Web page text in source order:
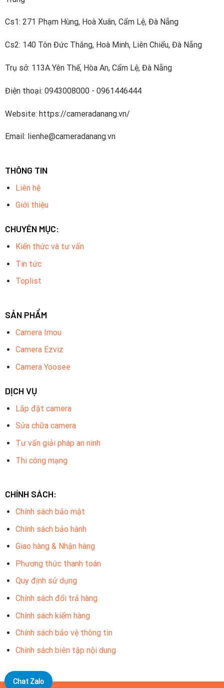
Cs1: 271 Phạm Hùng, Hoà Xuân, Cẩm Lệ, Đà Nẵng
Cs2: 140 Tôn Đức Thắng, Hoà Minh, Liên Chiểu, Đà Nẵng
Trụ sở: 113A Yên Thế, Hòa An, Cẩm Lệ, Đà Nẵng
Điện thoại: 0943008000 - 0961446444
Website: https://cameradanang.vn/
Email: lienhe@cameradanang.vn
THÔNG TIN
Liên hệ
Giới thiệu
CHUYÊN MỤC:
Kiến thức và tư vấn
Tin tức
Toplist
SẢN PHẨM
Camera Imou
Camera Ezviz
Camera Yoosee
DỊCH VỤ
Lắp đặt camera
Sửa chữa camera
Tư vấn giải pháp an ninh
Thi công mạng
CHÍNH SÁCH:
Chính sách bảo mật
Chính sách bảo hành
Giao hàng & Nhận hàng
Phương thức thanh toán
Quy định sử dụng
Chính sách đổi trả hàng
Chính sách kiểm hàng
Chính sách bảo vệ thông tin
Chính sách biên tập nội dung
Chat Zalo